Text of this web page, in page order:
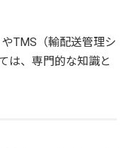
TMS（輸配送管理シ
は、専門的な知識と